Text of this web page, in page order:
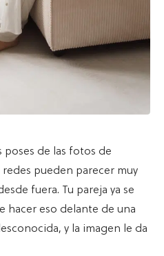
poses de las fotos de
pueden parecer muy
fuera. Tu pareja ya se
hacer eso delante de una
y la imagen le da